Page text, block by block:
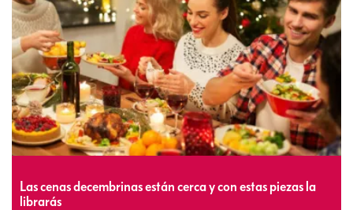
Las cenas decembrinas están cerca y con estas piezas la
librarás